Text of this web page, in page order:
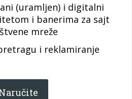
(uramljen) i digitalni
i banerima za sajt
mreže
i reklamiranje